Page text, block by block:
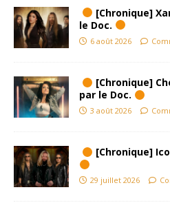
[Chronique]
le Doc.
6 août 2026
[Chronique]
par le Doc.
3 août 2026
[Chronique]
29 juillet 2026